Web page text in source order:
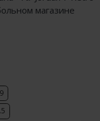
магазине